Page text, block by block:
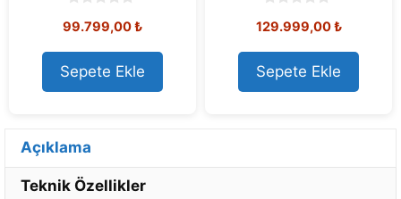
o
t
o
f
5
99.799,00₺
Sepete Ekle
o
t
o
f
5
129.999,00₺
Sepete Ekle
Açıklama
Teknik Özellikler